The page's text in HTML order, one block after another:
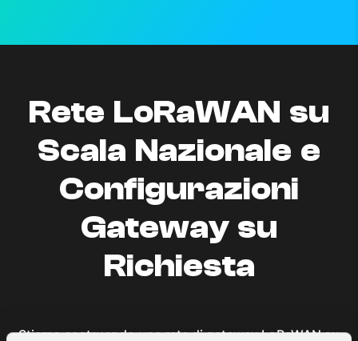
Rete LoRaWAN su
Scala Nazionale e
Configurazioni
Gateway su
Richiesta
Stiamo costruendo una rete di gateway LoRaWAN su